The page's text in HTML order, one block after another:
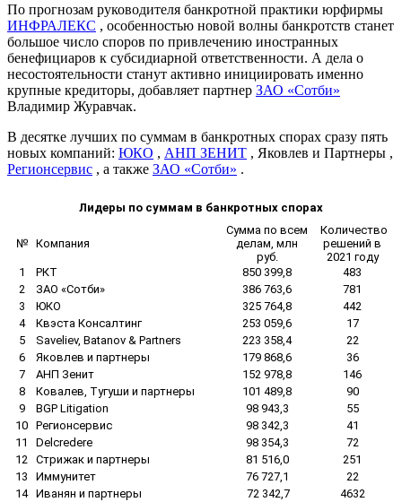
По прогнозам руководителя банкротной практики юрфирмы
ИНФРАЛЕКС , особенностью новой волны банкротств станет
большое число споров по привлечению иностранных
бенефициаров к субсидиарной ответственности. А дела о
несостоятельности станут активно инициировать именно
крупные кредиторы, добавляет партнер ЗАО «Сотби»
Владимир Журавчак.
В десятке лучших по суммам в банкротных спорах сразу пять
новых компаний: ЮКО , АНП ЗЕНИТ , Яковлев и Партнеры ,
Регионсервис , а также ЗАО «Сотби» .
Лидеры по суммам в банкротных спорах
№ Компания
Сумма по всем
делам, млн
руб.
Количество
решений в
2021 году
1
РКТ 850 399,8
483
2
ЗАО «Сотби» 386 763,6
781
3
ЮКО 325 764,8
442
4
Квэста Консалтинг 253 059,6
17
5
Saveliev, Batanov & Partners 223 358,4
22
6
Яковлев и партнеры 179 868,6
36
7
АНП Зенит 152 978,8
146
8
Ковалев, Тугуши и партнеры 101 489,8
90
9
BGP Litigation 98 943,3
55
10 Регионсервис 98 342,3
41
11
Delcredere 98 354,3
72
12
Стрижак и партнеры 81 516,0
251
13
Иммунитет 76 727,1
22
14 Иванян и партнеры 72 342,7
4632